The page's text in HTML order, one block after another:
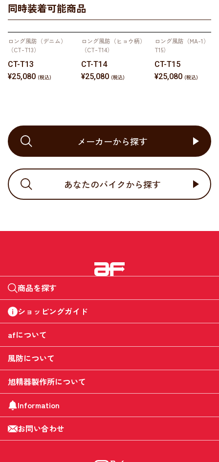
同時装着可能商品
ロング風防（デニム）
（CT-T13）
CT-T13
¥25,080
ロング風防（ヒョウ柄）
（CT-T14）
CT-T14
¥25,080
ロング風防（MA-1）（
T15）
CT-T15
¥25,080
メーカーから探す
あなたのバイクから探す
商品を探す
ショッピングガイド
afについて
風防について
旭精器製作所について
Information
お問い合わせ